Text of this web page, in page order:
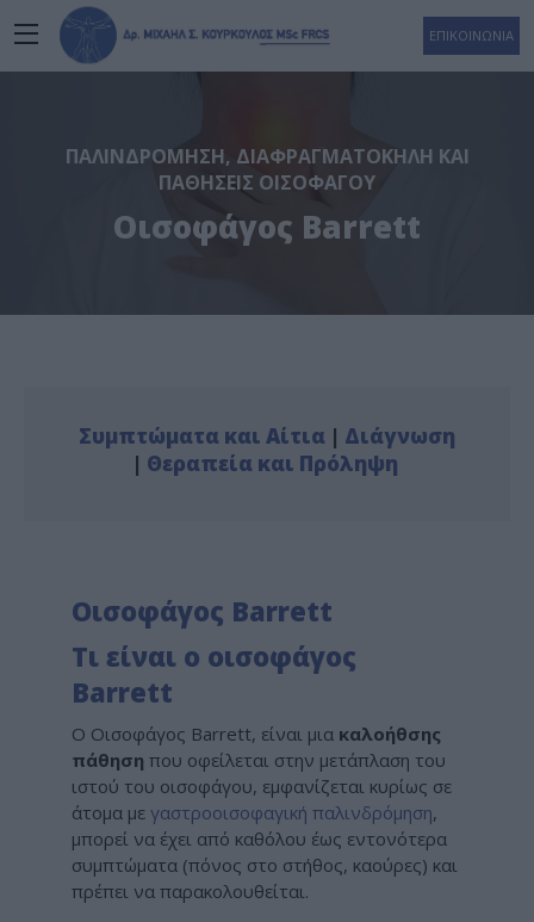
ΕΠΙΚΟΙΝΩΝΙΑ
ΠΑΛΙΝΔΡΌΜΗΣΗ, ΔΙΑΦΡΑΓΜΑΤΟΚΉΛΗ ΚΑΙ
ΠΑΘΉΣΕΙΣ ΟΙΣΟΦΆΓΟΥ
Οισοφάγος Barrett
Συμπτώματα και Αίτια | Διάγνωση
| Θεραπεία και Πρόληψη
Οισοφάγος Barrett
Τι είναι ο οισοφάγος
Barrett
Ο Οισοφάγος Barrett, είναι μια καλοήθσης
πάθηση που οφείλεται στην μετάπλαση του
ιστού του οισοφάγου, εμφανίζεται κυρίως σε
άτομα με γαστροοισοφαγική παλινδρόμηση,
μπορεί να έχει από καθόλου έως εντονότερα
συμπτώματα (πόνος στο στήθος, καούρες) και
πρέπει να παρακολουθείται.